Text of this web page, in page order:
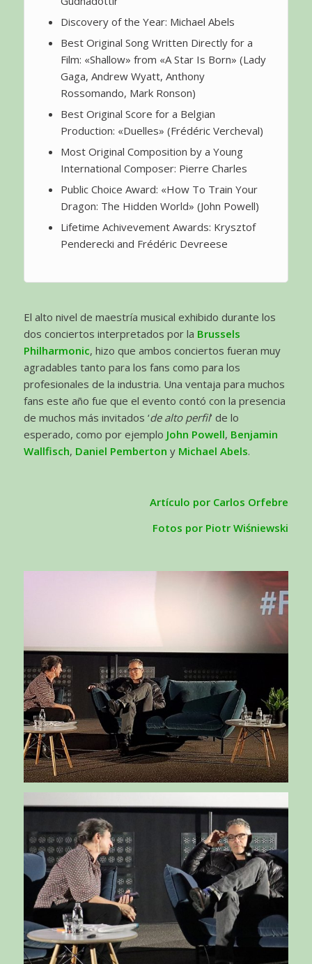
Discovery of the Year: Michael Abels
Best Original Song Written Directly for a
Film: «Shallow» from «A Star Is Born» (Lady
Gaga, Andrew Wyatt, Anthony
Rossomando, Mark Ronson)
Best Original Score for a Belgian
Production: «Duelles» (Frédéric Vercheval)
Most Original Composition by a Young
International Composer: Pierre Charles
Public Choice Award: «How To Train Your
Dragon: The Hidden World» (John Powell)
Lifetime Achivevement Awards: Krysztof
Penderecki and Frédéric Devreese
El alto nivel de maestría musical exhibido durante los
dos conciertos interpretados por la Brussels
Philharmonic, hizo que ambos conciertos fueran muy
agradables tanto para los fans como para los
profesionales de la industria. Una ventaja para muchos
fans este año fue que el evento contó con la presencia
de muchos más invitados ‘de alto perfil’ de lo
esperado, como por ejemplo John Powell, Benjamin
Wallfisch, Daniel Pemberton y Michael Abels.
Artículo por Carlos Orfebre
Fotos por Piotr Wiśniewski